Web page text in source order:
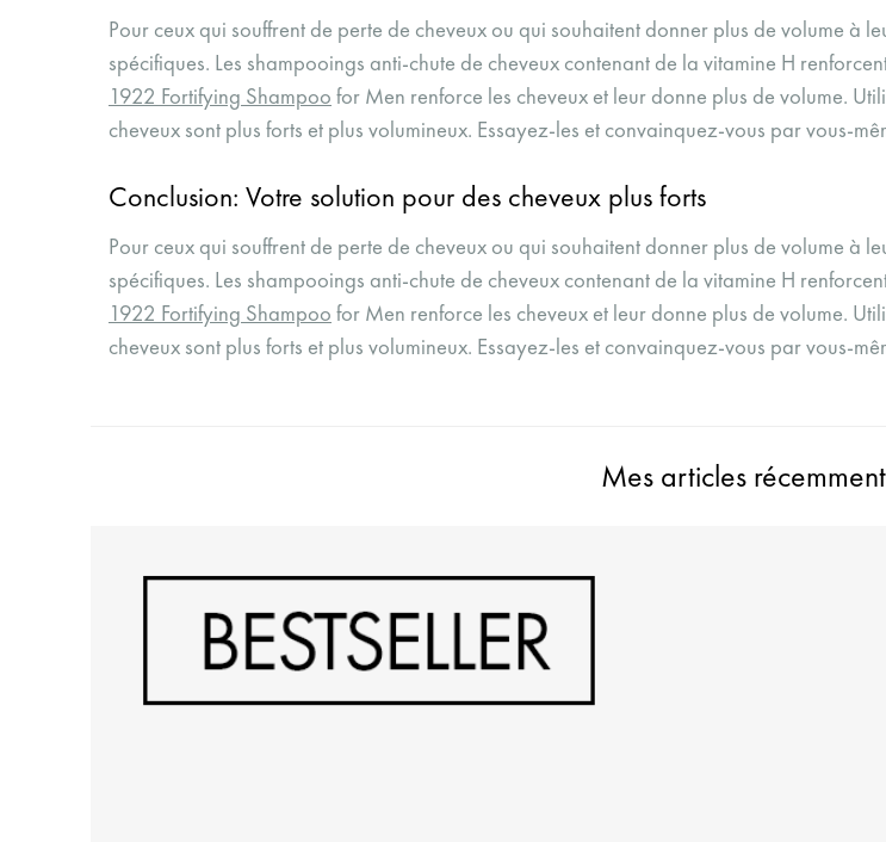
Pour ceux qui souffrent de perte de cheveux ou qui souhaitent donner plus de volume à
spécifiques. Les shampooings anti-chute de cheveux contenant de la vitamine H
1922 Fortifying Shampoo for Men renforce les cheveux et leur donne plus de volume.
cheveux sont plus forts et plus volumineux. Essayez-les et convainquez-vous par vous-
Conclusion: Votre solution pour des cheveux plus forts
Pour ceux qui souffrent de perte de cheveux ou qui souhaitent donner plus de volume à
spécifiques. Les shampooings anti-chute de cheveux contenant de la vitamine H
1922 Fortifying Shampoo for Men renforce les cheveux et leur donne plus de volume.
cheveux sont plus forts et plus volumineux. Essayez-les et convainquez-vous par vous-
Mes articles